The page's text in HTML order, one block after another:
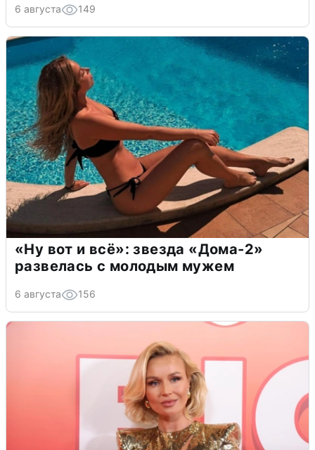
6 августа 149
«Ну вот и всё»: звезда «Дома-2»
развелась с молодым мужем
6 августа 156